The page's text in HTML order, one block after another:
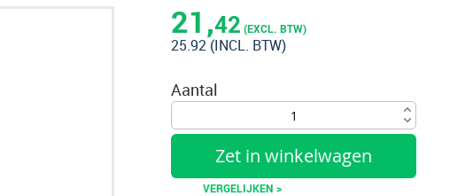
21,42 (EXCL. BTW)
25.92 (INCL. BTW)
Aantal
Zet in winkelwagen
VERGELIJKEN >